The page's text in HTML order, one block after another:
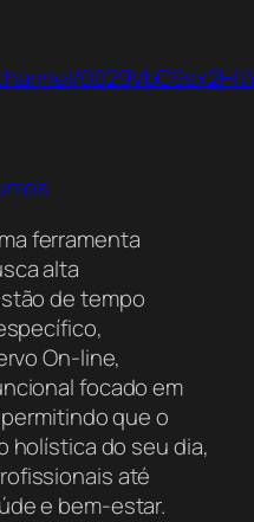
ferramenta
alta
de tempo
On-line,
focado em
que o
holística do seu dia,
até
e bem-estar.